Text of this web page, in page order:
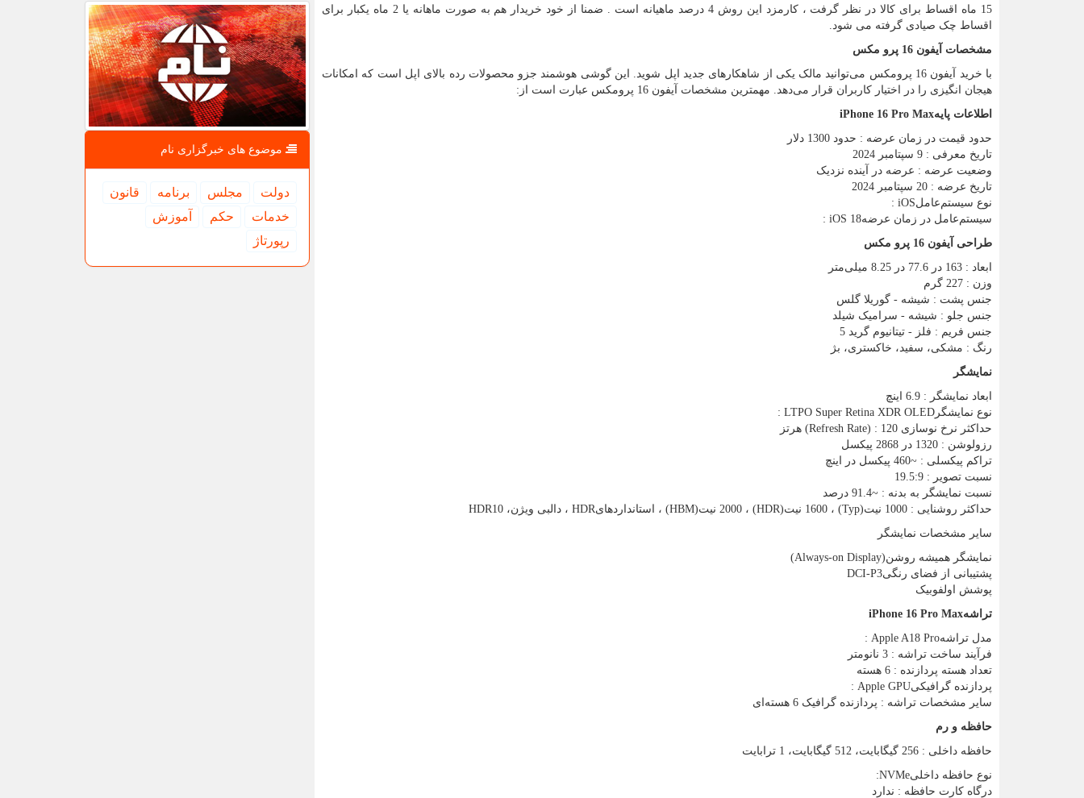
15 ماه اقساط برای کالا در نظر گرفت ، کارمزد این روش 4 درصد ماهیانه است . ضمنا از خود خریدار هم به صورت ماهانه یا 2 ماه یکبار برای
اقساط چک صیادی گرفته می شود.
مشخصات آیفون 16 پرو مکس
با خرید آیفون 16 پرومکس می‌توانید مالک یکی از شاهکارهای جدید اپل شوید. این گوشی هوشمند جزو محصولات رده بالای اپل است که امکانات
هیجان انگیزی را در اختیار کاربران قرار می‌دهد. مهمترین مشخصات آیفون 16 پرومکس عبارت است از:
اطلاعات پایهiPhone 16 Pro Max
حدود قیمت در زمان عرضه : حدود 1300 دلار
تاریخ معرفی : 9 سپتامبر 2024
وضعیت عرضه : عرضه در آینده نزدیک
تاریخ عرضه : 20 سپتامبر 2024
نوع سیستم‌عامل: iOS
سیستم‌عامل در زمان عرضه: iOS 18
طراحی آیفون 16 پرو مکس
ابعاد : 163 در 77.6 در 8.25 میلی‌متر
وزن : 227 گرم
جنس پشت : شیشه - گوریلا گلس
جنس جلو : شیشه - سرامیک شیلد
جنس فریم : فلز - تیتانیوم گرید 5
رنگ : مشکی، سفید، خاکستری، بژ
نمایشگر
ابعاد نمایشگر : 6.9 اینچ
نوع نمایشگر : LTPO Super Retina XDR OLED
حداکثر نرخ نوسازی (Refresh Rate) : 120 هرتز
رزولوشن : 1320 در 2868 پیکسل
تراکم پیکسلی : ~460 پیکسل در اینچ
نسبت تصویر : 19.5:9
نسبت نمایشگر به بدنه : ~91.4 درصد
حداکثر روشنایی : 1000 نیت
(Typ) ، 1600 نیت (HDR) ، 2000 نیت (HBM) ، استانداردهایHDR ، دالبی ویژن، HDR10
سایر مشخصات نمایشگر
نمایشگر همیشه روشن(Always-on Display)
پشتیبانی از فضای رنگیDCI-P3
پوشش اولفوبیک
تراشهiPhone 16 Pro Max
مدل تراشه: Apple A18 Pro
فرآیند ساخت تراشه : 3 نانومتر
تعداد هسته پردازنده : 6 هسته
پردازنده گرافیکی: Apple GPU
سایر مشخصات تراشه : پردازنده گرافیک 6 هسته‌ای
حافظه و رم
حافظه داخلی : 256 گیگابایت، 512 گیگابایت، 1 ترابایت
نوع حافظه داخلی:NVMe
درگاه کارت حافظه : ندارد
موضوع های خبرگزاری نام
دولت مجلس برنامه
قانون
خدمات
حكم
آموزش
رپورتاژ